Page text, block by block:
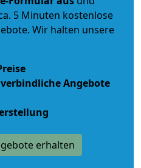
5 Minuten kostenlose
Wir halten unsere
Angebote
erhalten